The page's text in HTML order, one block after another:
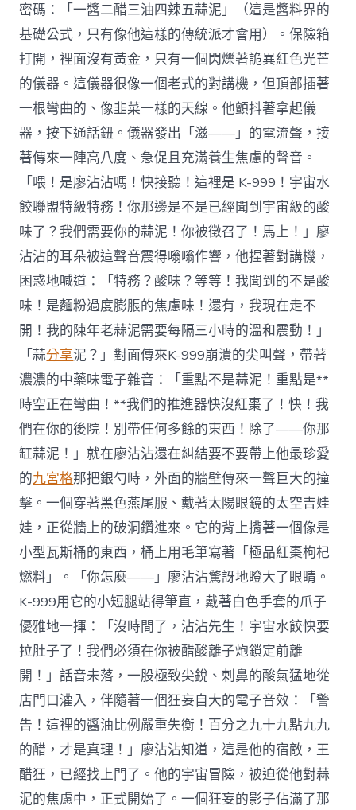
密碼：「一醬二醋三油四辣五蒜泥」（這是醬料界的
基礎公式，只有像他這樣的傳統派才會用）。保險箱
打開，裡面沒有黃金，只有一個閃爍著詭異紅色光芒
的儀器。這儀器很像一個老式的對講機，但頂部插著
一根彎曲的、像韭菜一樣的天線。他顫抖著拿起儀
器，按下通話鈕。儀器發出「滋——」的電流聲，接
著傳來一陣高八度、急促且充滿養生焦慮的聲音。
「喂！是廖沾沾嗎！快接聽！這裡是 K-999！宇宙水
餃聯盟特級特務！你那邊是不是已經聞到宇宙級的酸
味了？我們需要你的蒜泥！你被徵召了！馬上！」廖
沾沾的耳朵被這聲音震得嗡嗡作響，他捏著對講機，
困惑地喊道：「特務？酸味？等等！我聞到的不是酸
味！是麵粉過度膨脹的焦慮味！還有，我現在走不
開！我的陳年老蒜泥需要每隔三小時的溫和震動！」
「蒜分享泥？」對面傳來K-999崩潰的尖叫聲，帶著
濃濃的中藥味電子雜音：「重點不是蒜泥！重點是**
時空正在彎曲！**我們的推進器快沒紅棗了！快！我
們在你的後院！別帶任何多餘的東西！除了——你那
缸蒜泥！」就在廖沾沾還在糾結要不要帶上他最珍愛
的九宮格那把銀勺時，外面的牆壁傳來一聲巨大的撞
擊。一個穿著黑色燕尾服、戴著太陽眼鏡的太空吉娃
娃，正從牆上的破洞鑽進來。它的背上揹著一個像是
小型瓦斯桶的東西，桶上用毛筆寫著「極品紅棗枸杞
燃料」。「你怎麼——」廖沾沾驚訝地瞪大了眼睛。
K-999用它的小短腿站得筆直，戴著白色手套的爪子
優雅地一揮：「沒時間了，沾沾先生！宇宙水餃快要
拉肚子了！我們必須在你被醋酸離子炮鎖定前離
開！」話音未落，一股極致尖銳、刺鼻的酸氣猛地從
店門口灌入，伴隨著一個狂妄自大的電子音效：「警
告！這裡的醬油比例嚴重失衡！百分之九十九點九九
的醋，才是真理！」廖沾沾知道，這是他的宿敵，王
醋狂，已經找上門了。他的宇宙冒險，被迫從他對蒜
泥的焦慮中，正式開始了。一個狂妄的影子佔滿了那